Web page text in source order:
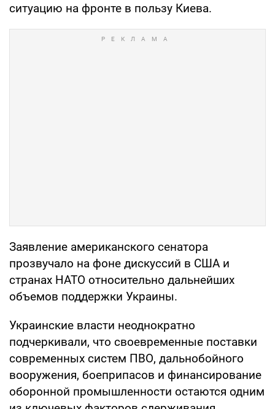
ситуацию на фронте в пользу Киева.
Заявление американского сенатора
прозвучало на фоне дискуссий в США и
странах НАТО относительно дальнейших
объемов поддержки Украины.
Украинские власти неоднократно
подчеркивали, что своевременные поставки
современных систем ПВО, дальнобойного
вооружения, боеприпасов и финансирование
оборонной промышленности остаются одним